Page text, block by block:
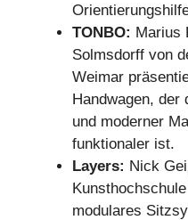
TONBO: Marius
Solmsdorff von
Weimar
Handwagen, der
und moderner
funktionaler ist.
Layers: Nick
modulares